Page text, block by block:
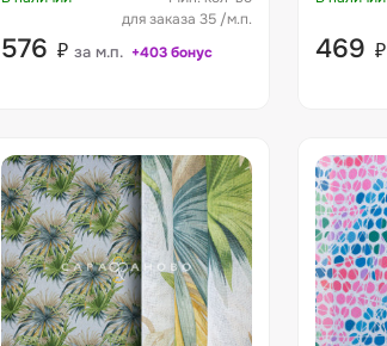
для заказа 35 /м.п.
576 ₽ за м.п. +403 бонус 469 ₽